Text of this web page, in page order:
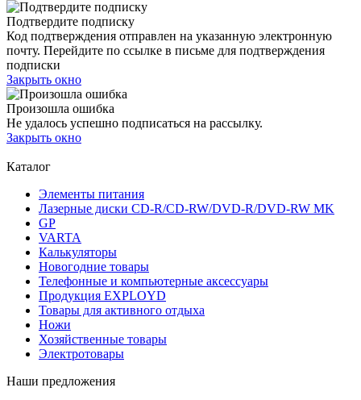
Подтвердите подписку
Код подтверждения отправлен на указанную электронную
почту. Перейдите по ссылке в письме для подтверждения
подписки
Закрыть окно
Произошла ошибка
Не удалось успешно подписаться на рассылку.
Закрыть окно
Каталог
Элементы питания
Лазерные диски CD-R/CD-RW/DVD-R/DVD-RW MK
GP
VARTA
Калькуляторы
Новогодние товары
Телефонные и компьютерные аксессуары
Продукция EXPLOYD
Товары для активного отдыха
Ножи
Хозяйственные товары
Электротовары
Наши предложения